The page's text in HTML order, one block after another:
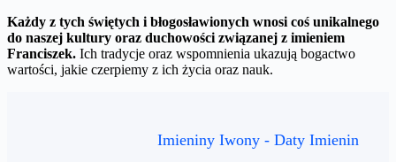
Każdy z tych świętych i błogosławionych wnosi coś unikalnego
do naszej kultury oraz duchowości związanej z imieniem
Franciszek. Ich tradycje oraz wspomnienia ukazują bogactwo
wartości, jakie czerpiemy z ich życia oraz nauk.
Imieniny Iwony - Daty Imienin